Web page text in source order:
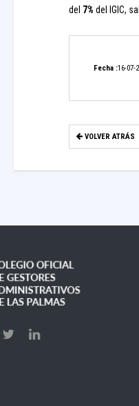
del 7% del IGIC,
Fecha :16-07-
VOLVER ATRÁS